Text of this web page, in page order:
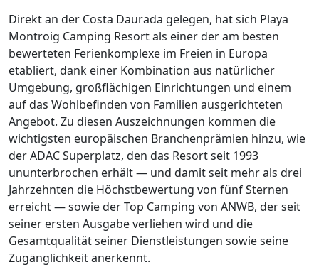
Direkt an der Costa Daurada gelegen, hat sich Playa
Montroig Camping Resort als einer der am besten
bewerteten Ferienkomplexe im Freien in Europa
etabliert, dank einer Kombination aus natürlicher
Umgebung, großflächigen Einrichtungen und einem
auf das Wohlbefinden von Familien ausgerichteten
Angebot. Zu diesen Auszeichnungen kommen die
wichtigsten europäischen Branchenprämien hinzu, wie
der ADAC Superplatz, den das Resort seit 1993
ununterbrochen erhält — und damit seit mehr als drei
Jahrzehnten die Höchstbewertung von fünf Sternen
erreicht — sowie der Top Camping von ANWB, der seit
seiner ersten Ausgabe verliehen wird und die
Gesamtqualität seiner Dienstleistungen sowie seine
Zugänglichkeit anerkennt.